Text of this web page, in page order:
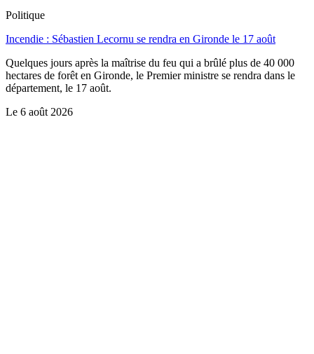
Politique
Incendie : Sébastien Lecornu se rendra en Gironde le 17 août
Quelques jours après la maîtrise du feu qui a brûlé plus de 40 000
hectares de forêt en Gironde, le Premier ministre se rendra dans le
département, le 17 août.
Le 6 août 2026